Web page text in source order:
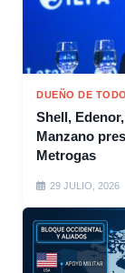
DUEÑO DE TODO
Shell,
Manzano
Metrogas
29 JULIO, 2026